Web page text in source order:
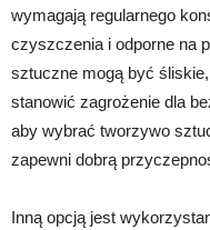
wymagają regularnego
czyszczenia i odporne na
sztuczne mogą być
stanowić zagrożenie dla
aby wybrać tworzywo
zapewni dobrą
Inną opcją jest